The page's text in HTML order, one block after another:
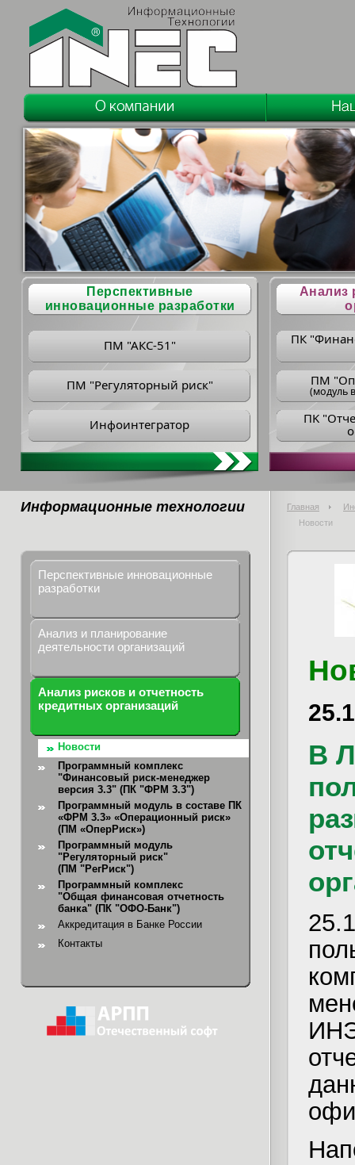
Перспективные
инновационные разработки
ПМ "АКС-51"
ПМ "Регуляторный риск"
Инфоинтегратор
Анализ
ПК
ПM
(модуль
ПK
Информационные технологии Главная
Новости
Перспективные инновационные
разработки
Анализ и планирование
деятельности организаций
Анализ рисков и отчетность
кредитных организаций
Новости
Программный комплекс
"Финансовый риск-менеджер
версия 3.3" (ПК "ФРМ 3.3")
Программный модуль в составе ПК
«ФРМ 3.3» «Операционный риск»
(ПМ «ОперРиск»)
Программный модуль
"Регуляторный риск"
(ПМ "РегРиск")
Программный комплекс
"Общая финансовая отчетность
банка" (ПК "ОФО-Банк")
Аккредитация в Банке России
Контакты
В